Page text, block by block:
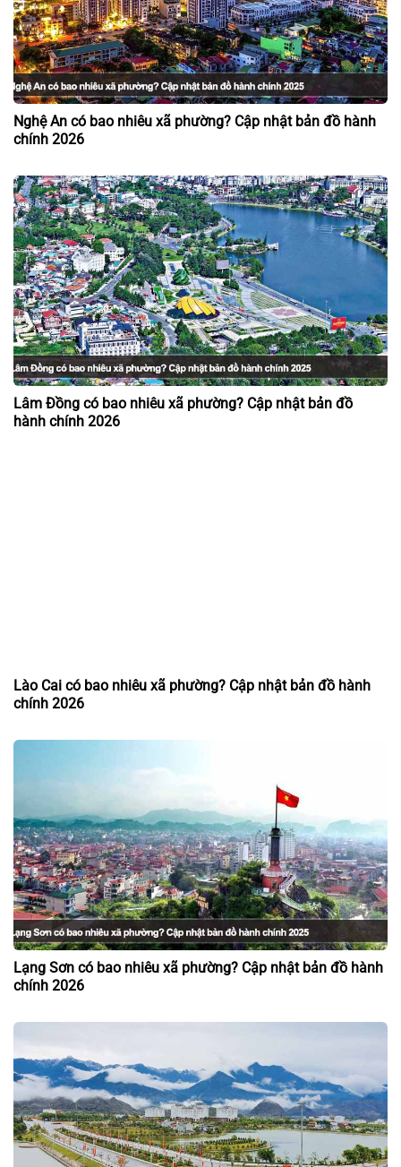
Nghệ An có bao nhiêu xã phường? Cập nhật bản đồ hành
chính 2026
Lâm Đồng có bao nhiêu xã phường? Cập nhật bản đồ
hành chính 2026
Lào Cai có bao nhiêu xã phường? Cập nhật bản đồ hành
chính 2026
Lạng Sơn có bao nhiêu xã phường? Cập nhật bản đồ hành
chính 2026